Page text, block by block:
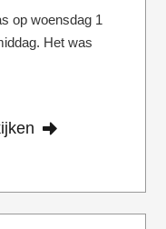
op woensdag 1
Het was